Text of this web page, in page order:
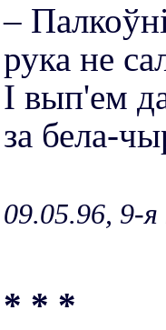
–
рука не
І вып'ем
за бела-
09.05.96, 9-
* * *